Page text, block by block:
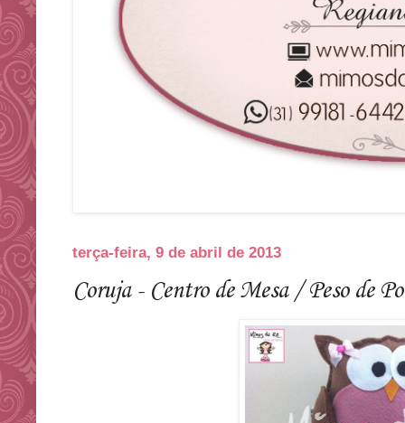
terça-feira, 9 de abril de 2013
Coruja - Centro de Mesa / Peso de